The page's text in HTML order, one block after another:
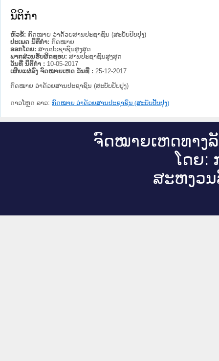
ນິຕິກໍາ
ຫົວຂໍ້: ກົດໝາຍ ວ່າດ້ວຍສານປະຊາຊົນ (ສະບັບປັບປຸງ)
ປະເພດ ນິຕິກໍາ: ກົດໝາຍ
ອອກໂດຍ: ສານປະຊາຊົນສູງສຸດ
ພາກສ່ວນຮັບຜິດຊອບ: ສານປະຊາຊົນສູງສຸດ
ວັນທີ່ ນິຕິກໍາ : 10-05-2017
ເຜີຍແຜ່ລົງ ຈົດໝາຍເຫດ ວັນທີ່ : 25-12-2017
ກົດໝາຍ ວ່າດ້ວຍສານປະຊາຊົນ (ສະບັບປັບປຸງ)
ດາວໂຫຼດ ລາວ: ກົດໝາຍ ວ່າດ້ວຍສານປະຊາຊົນ (ສະບັບປັບປຸງ)
ຈົດ​ໝາຍ​ເຫດ​ທາງ​
ໂດຍ:
ສະ​ຫງວນ​